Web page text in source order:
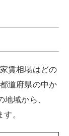
賃相場はどの
道府県の中か
域から、
。